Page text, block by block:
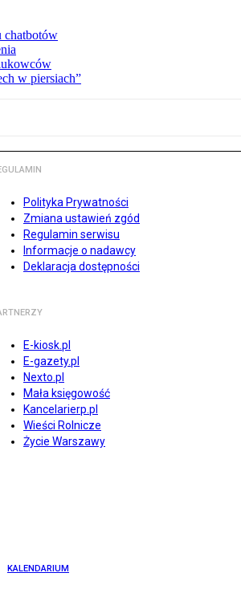
chatbotów
w piersiach”
Polityka Prywatności
Zmiana ustawień zgód
Regulamin serwisu
Informacje o nadawcy
Deklaracja dostępności
E-kiosk.pl
E-gazety.pl
Nexto.pl
Mała księgowość
Kancelarierp.pl
Wieści Rolnicze
Życie Warszawy
KALENDARIUM